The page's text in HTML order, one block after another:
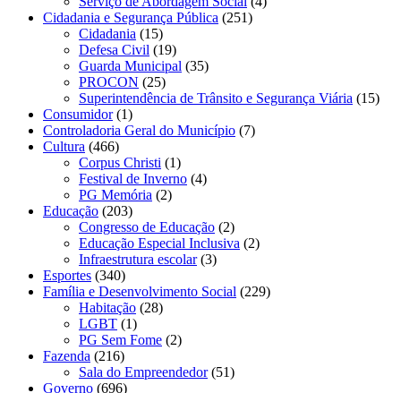
Cidadania e Segurança Pública (251)
Cidadania (15)
Defesa Civil (19)
Guarda Municipal (35)
PROCON (25)
Superintendência de Trânsito e Segurança Viária (15)
Consumidor(1)
Controladoria Geral do Município (7)
Cultura (466)
Corpus Christi (1)
Festival de Inverno (4)
PG Memória (2)
Educação (203)
Congresso de Educação (2)
Educação Especial Inclusiva (2)
Infraestrutura escolar(3)
Esportes (340)
Família e Desenvolvimento Social (229)
Habitação (28)
LGBT (1)
PG Sem Fome (2)
Fazenda (216)
Sala do Empreendedor(51)
Governo (696)